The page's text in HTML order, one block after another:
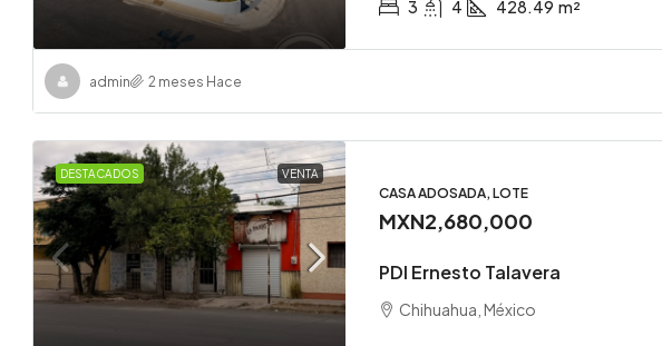
3
4 428.49 m²
admin 2 meses Hace
DESTACADOS VENTA
CASA ADOSADA, LOTE
MXN2,680,000
PDI Ernesto Talavera
Chihuahua, México